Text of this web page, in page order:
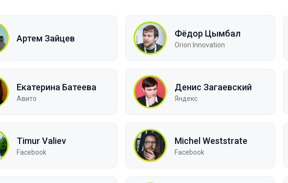
Артем Зайцев Фёдор Цымбал
Orion Innovation
Екатерина Батеева
Авито
Денис Загаевский
Яндекс
Timur Valiev
Facebook
Michel Weststrate
Facebook